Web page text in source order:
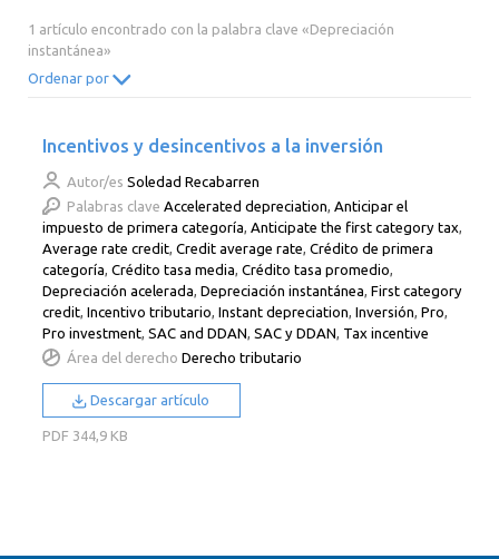
1 artículo encontrado con la palabra clave «Depreciación
instantánea»
Ordenar por
Incentivos y desincentivos a la inversión
Autor/es Soledad Recabarren
Palabras clave Accelerated depreciation,Anticipar el
impuesto de primera categoría,Anticipate the first category tax,
Average rate credit,Credit average rate,Crédito de primera
categoría,Crédito tasa media,Crédito tasa promedio,
Depreciación acelerada,Depreciación instantánea,First category
credit,Incentivo tributario,Instant depreciation,Inversión,Pro,
Pro investment,SAC and DDAN,SAC y DDAN, Tax incentive
Área del derecho Derecho tributario
Descargar artículo
PDF 344,9 KB